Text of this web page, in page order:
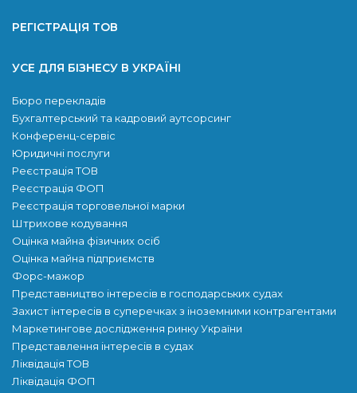
РЕГІСТРАЦІЯ ТОВ
УСЕ ДЛЯ БІЗНЕСУ В УКРАЇНІ
Бюро перекладів
Бухгалтерський та кадровий аутсорсинг
Конференц-сервіс
Юридичні послуги
Реєстрація ТОВ
Реєстрація ФОП
Реєстрація торговельної марки
Штрихове кодування
Оцінка майна фізичних осіб
Оцінка майна підприємств
Форс-мажор
Представництво інтересів в господарських судах
Захист інтересів в суперечках з іноземними контрагентами
Маркетингове дослідження ринку України
Представлення інтересів в судах
Ліквідація ТОВ
Ліквідація ФОП